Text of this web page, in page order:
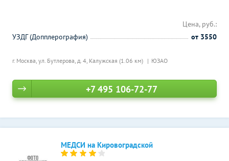
г. Москва, ул. Бутлерова, д. 4, Калужская (1.06 км) ЮЗАО
Цена, руб.:
УЗДГ (Допплерография)
от 3550
+7 495 106-72-77
МЕДСИ на Кировоградской